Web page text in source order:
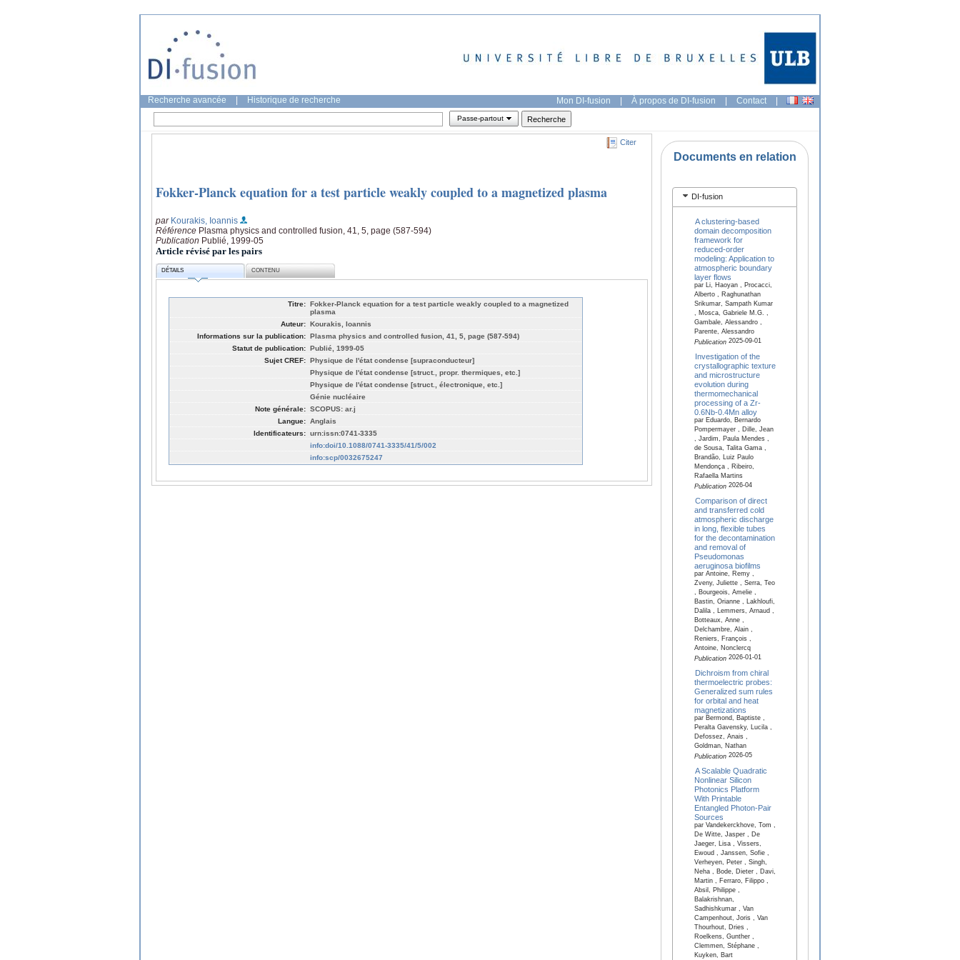
Recherche avancée Historique de recherche Mon DI-fusion | À propos de DI-fusion | Contact |
Passe-partout
Citer
Fokker-Planck equation for a test particle weakly coupled to a magnetized plasma
par Kourakis, Ioannis
Référence Plasma physics and controlled fusion, 41, 5, page (587-594)
Publication Publié, 1999-05
Article révisé par les pairs
DÉTAILS CONTENU
Titre: Fokker-Planck equation for a test particle weakly coupled to a magnetized
plasma
Auteur: Kourakis, Ioannis
Informations sur la publication: Plasma physics and controlled fusion, 41, 5, page (587-594)
Statut de publication: Publié, 1999-05
Sujet CREF: Physique de l'état condense [supraconducteur]
Physique de l'état condense [struct., propr. thermiques, etc.]
Physique de l'état condense [struct., électronique, etc.]
Génie nucléaire
Note générale: SCOPUS: ar.j
Langue: Anglais
Identificateurs: urn:issn:0741-3335
info:doi/10.1088/0741-3335/41/5/002
info:scp/0032675247
Documents en relation
DI-fusion
A clustering-based
domain decomposition
framework for
reduced-order
modeling: Application to
atmospheric boundary
layer flows
par Li, Haoyan , Procacci,
Alberto , Raghunathan
Srikumar, Sampath Kumar
, Mosca, Gabriele M.G. ,
Gambale, Alessandro ,
Parente, Alessandro
Publication2025-09-01
Investigation of the
crystallographic texture
and microstructure
evolution during
thermomechanical
processing of a Zr-
0.6Nb-0.4Mn alloy
par Eduardo, Bernardo
Pompermayer , Dille, Jean
, Jardim, Paula Mendes ,
de Sousa, Talita Gama ,
Brandão, Luiz Paulo
Mendonça , Ribeiro,
Rafaella Martins
Publication2026-04
Comparison of direct
and transferred cold
atmospheric discharge
in long, flexible tubes
for the decontamination
and removal of
Pseudomonas
aeruginosa biofilms
par Antoine, Remy ,
Zveny, Juliette , Serra, Teo
, Bourgeois, Amelie ,
Bastin, Orianne , Lakhloufi,
Dalila , Lemmers, Arnaud ,
Botteaux, Anne ,
Delchambre, Alain ,
Reniers, François ,
Antoine, Nonclercq
Publication2026-01-01
Dichroism from chiral
thermoelectric probes:
Generalized sum rules
for orbital and heat
magnetizations
par Bermond, Baptiste ,
Peralta Gavensky, Lucila ,
Defossez, Anais ,
Goldman, Nathan
Publication2026-05
A Scalable Quadratic
Nonlinear Silicon
Photonics Platform
With Printable
Entangled Photon-Pair
Sources
par Vandekerckhove, Tom ,
De Witte, Jasper , De
Jaeger, Lisa , Vissers,
Ewoud , Janssen, Sofie ,
Verheyen, Peter , Singh,
Neha , Bode, Dieter , Davi,
Martin , Ferraro, Filippo ,
Absil, Philippe ,
Balakrishnan,
Sadhishkumar , Van
Campenhout, Joris , Van
Thourhout, Dries ,
Roelkens, Gunther ,
Clemmen, Stéphane ,
Kuyken, Bart